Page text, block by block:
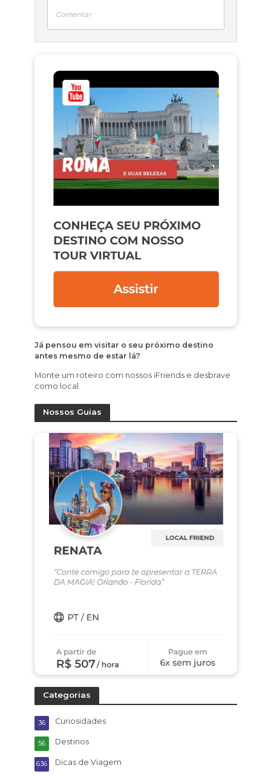
Comentar
Já pensou em visitar o seu próximo destino
antes mesmo de estar lá?
Monte um roteiro com nossos iFriends e desbrave
como local.
Nossos Guias
Categorias
Curiosidades
36
Destinos
56
Dicas de Viagem
636